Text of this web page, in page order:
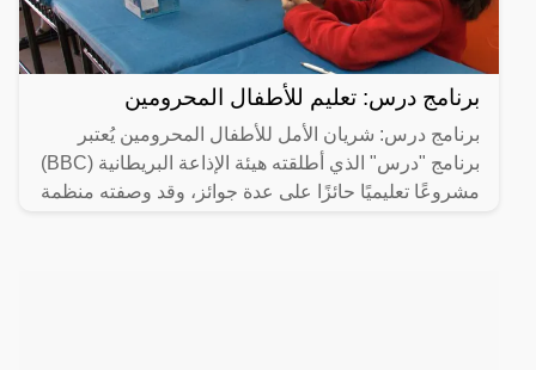
برنامج درس: تعليم للأطفال المحرومين
برنامج درس: شريان الأمل للأطفال المحرومين يُعتبر
برنامج "درس" الذي أطلقته هيئة الإذاعة البريطانية (BBC)
مشروعًا تعليميًا حائزًا على عدة جوائز، وقد وصفته منظمة